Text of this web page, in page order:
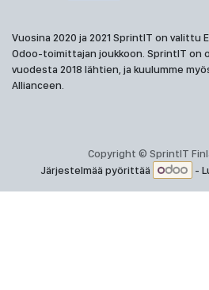
Vuosina 2020 ja 2021 SprintIT on valittu
Odoo-toimittajan joukkoon. SprintIT on
vuodesta 2018 lähtien, ja kuulumme
Allianceen.
Copyright © SprintIT
Järjestelmää pyörittää
-